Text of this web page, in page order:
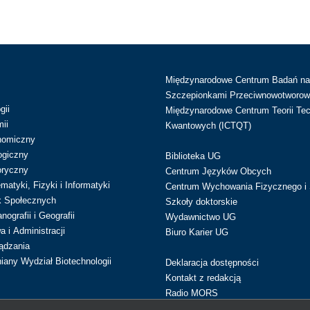
Fizyki i Informatyki
Społecznych
i Geografii
i Administracji
Wydział Biotechnologii
Międzynarodowe Centrum Badań
Szczepionkami
Międzynarodowe Centrum Teorii
Kwantowych (ICTQT)
Biblioteka UG
Centrum Języków Obcych
Centrum Wychowania Fizycznego i
Szkoły doktorskie
Wydawnictwo UG
Biuro Karier UG
Deklaracja dostępności
Kontakt z redakcją
Radio MORS